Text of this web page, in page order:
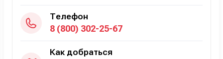
Телефон
8 (800) 302-25-67
Как добраться